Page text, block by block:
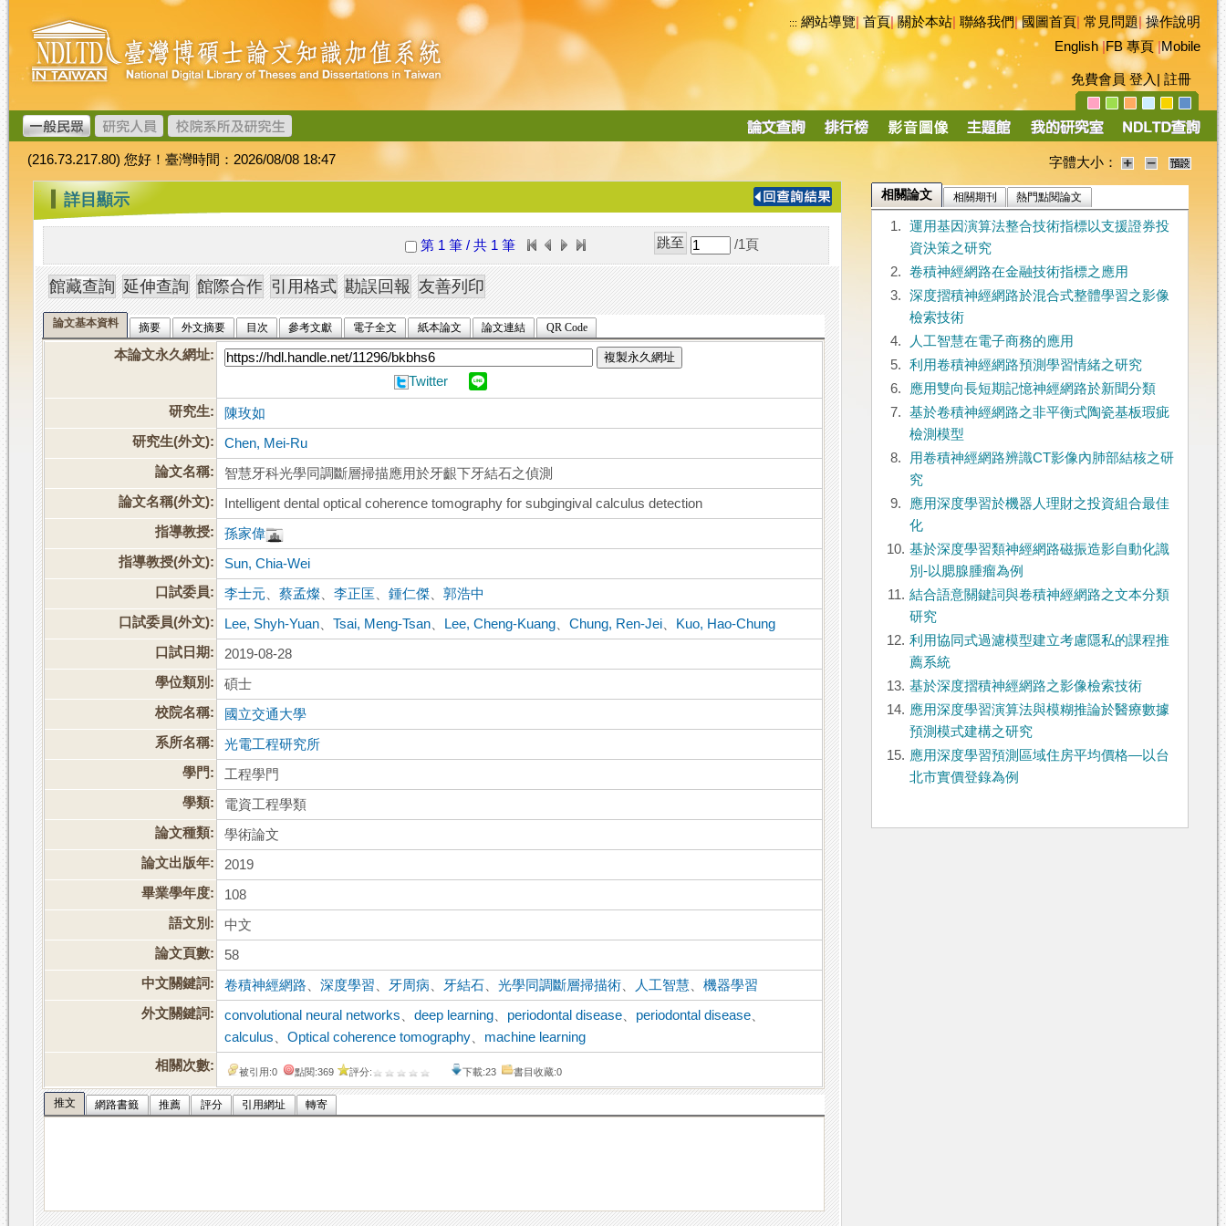
跳
到
主
要
內
容
臺
灣
博
碩
士
論
文
加
值
系
統
::: 網站導覽|首頁|關於本站 聯絡我們|國圖首頁 常見問題|操作說明
English|FB 專頁|Mobile
免費會員 登入 註冊
導
(216.73.217.80) 您好！臺灣時間：2026/08/08 18:47 字體大小：
::: 詳目顯示
第 1 筆 / 共 1 筆 /1 頁
論文基本資料 摘要 外文摘要 目次 參考文獻 電子全文 紙本論文 論文連結 QR Code
本論文永久網址: 複製永久網址
Twitter
研究生:
陳玫如
研究生(外文):
Chen, Mei-Ru
論文名稱:
智慧牙科光學同調斷層掃描應用於牙齦下牙結石之偵測
論文名稱(外文):
Intelligent dental optical coherence tomography for subgingival calculus detection
指導教授:
孫家偉
指導教授(外文):
Sun, Chia-Wei
口試委員:
李士元 、蔡孟燦 、李正匡 、鍾仁傑 、郭浩中
口試委員(外文):
Lee, Shyh-Yuan 、Tsai, Meng-Tsan Lee, Cheng-Kuang 、Chung, Ren-Jei
Kuo, Hao-Chung
口試日期:
2019-08-28
學位類別:
碩士
校院名稱:
國立交通大學
系所名稱:
光電工程研究所
學門:
工程學門
學類:
電資工程學類
論文種類:
學術論文
論文出版年:
2019
畢業學年度:
108
語文別:
中文
論文頁數:
58
中文關鍵詞:
卷積神經網路 、深度學習 牙周病 牙結石 、光學同調斷層掃描術 人工智慧 、機器學習
外文關鍵詞:
convolutional neural networks 、deep learning periodontal disease periodontal disease
calculus 、Optical coherence tomography
machine learning
相關次數:
被引用:0 點閱:369 評分: 下載:23 書目收藏:0
推文 網路書籤 推薦 評分 引用網址 轉寄
相關論文 相關期刊 熱門點閱論文
1.
運用基因演算法整合技術指標以支援證券投
資決策之研究
2.
卷積神經網路在金融技術指標之應用
3.
深度摺積神經網路於混合式整體學習之影像
檢索技術
4.
人工智慧在電子商務的應用
5.
利用卷積神經網路預測學習情緒之研究
6.
應用雙向長短期記憶神經網路於新聞分類
7.
基於卷積神經網路之非平衡式陶瓷基板瑕疵
檢測模型
8.
用卷積神經網路辨識CT影像內肺部結核之研
究
9.
應用深度學習於機器人理財之投資組合最佳
化
10. 基於深度學習類神經網路磁振造影自動化識
別-以腮腺腫瘤為例
11. 結合語意關鍵詞與卷積神經網路之文本分類
研究
12. 利用協同式過濾模型建立考慮隱私的課程推
薦系統
13. 基於深度摺積神經網路之影像檢索技術
14. 應用深度學習演算法與模糊推論於醫療數據
預測模式建構之研究
15. 應用深度學習預測區域住房平均價格—以台
北市實價登錄為例